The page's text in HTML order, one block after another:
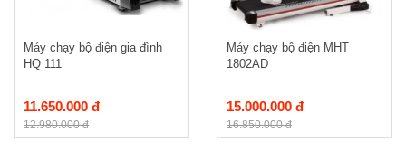
Máy chạy bộ điện gia đình
HQ 111
11.650.000 đ
12.980.000 đ
Máy chạy bộ điện MHT
1802AD
15.000.000 đ
16.850.000 đ